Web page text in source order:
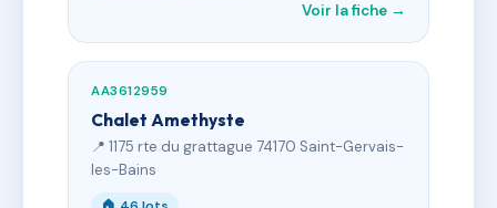
Voir la fiche →
AA3612959
Chalet Amethyste
📍 1175 rte du grattague 74170 Saint-Gervais-
les-Bains